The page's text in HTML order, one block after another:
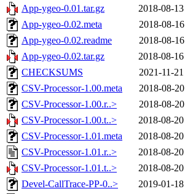
App-ygeo-0.01.tar.gz
2018-08-
App-ygeo-0.02.meta
2018-08-
App-ygeo-0.02.readme
2018-08-
App-ygeo-0.02.tar.gz
2018-08-
CHECKSUMS
2021-11-
CSV-Processor-1.00.meta
2018-08-
CSV-Processor-1.00.r..>
2018-08-
CSV-Processor-1.00.t..>
2018-08-
CSV-Processor-1.01.meta
2018-08-
CSV-Processor-1.01.r..>
2018-08-
CSV-Processor-1.01.t..>
2018-08-
Devel-CallTrace-PP-0..>
2019-01-